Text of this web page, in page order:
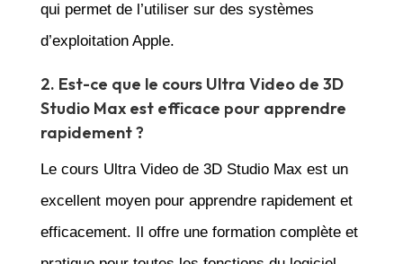
qui permet de l’utiliser sur des systèmes
d’exploitation Apple.
2. Est-ce que le cours Ultra Video de 3D
Studio Max est efficace pour apprendre
rapidement ?
Le cours Ultra Video de 3D Studio Max est un
excellent moyen pour apprendre rapidement et
efficacement. Il offre une formation complète et